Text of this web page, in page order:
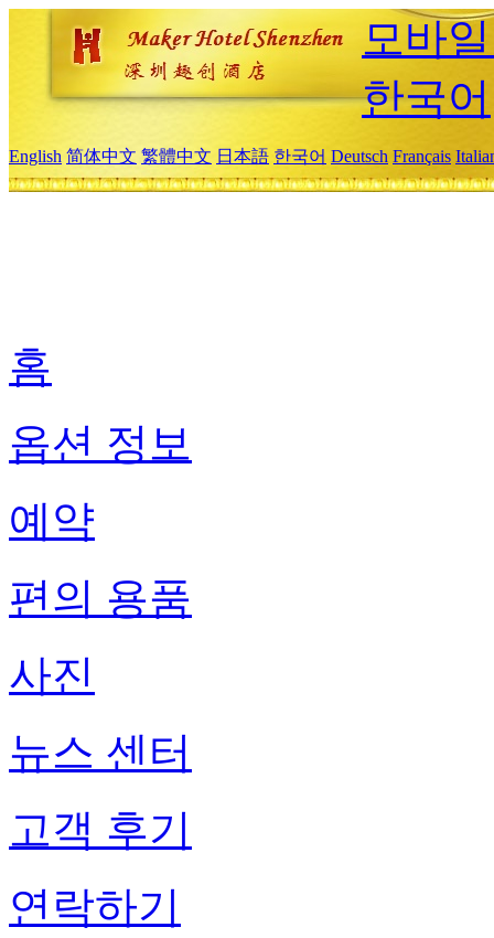
모바
한국어
English 简体中文 繁體中文 日本語 한국어 Deutsch Français
홈
옵션 정보
예약
편의 용품
사진
뉴스 센터
고객 후기
연락하기